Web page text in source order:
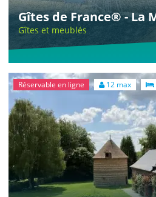
Gîtes de France® - La
Gîtes et meublés
Réservable en ligne 12 max